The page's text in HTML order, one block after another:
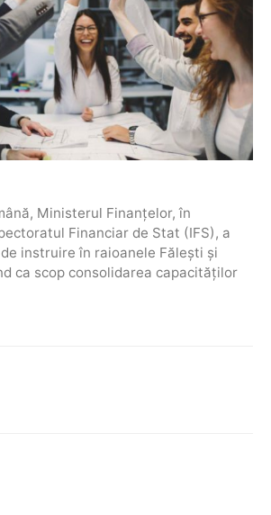
Ministerul Finanțelor, în
Financiar de Stat (IFS), a
instruire în raioanele Fălești și
ca scop consolidarea capacităților